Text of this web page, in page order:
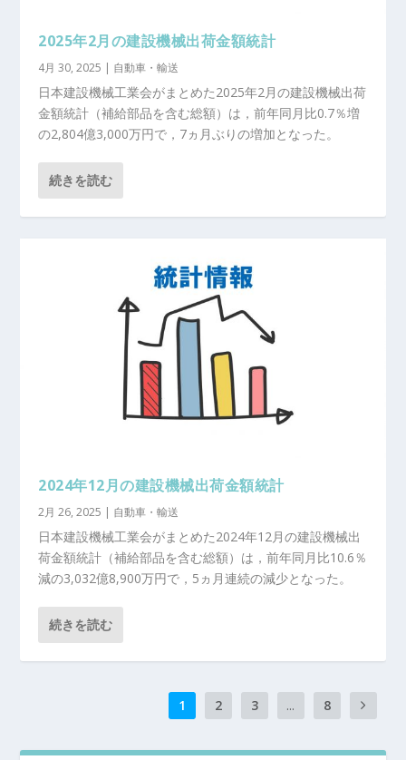
2025年2月の建設機械出荷金額統計
4月 30, 2025 自動車・輸送
日本建設機械工業会がまとめた2025年2月の建設機械出荷
金額統計（補給部品を含む総額）は，前年同月比0.7％増
の2,804億3,000万円で，7ヵ月ぶりの増加となった。
続きを読む
2024年12月の建設機械出荷金額統計
2月 26, 2025 | 自動車・輸送
日本建設機械工業会がまとめた2024年12月の建設機械出
荷金額統計（補給部品を含む総額）は，前年同月比10.6％
減の3,032億8,900万円で，5ヵ月連続の減少となった。
続きを読む
1 2 3 ... 8